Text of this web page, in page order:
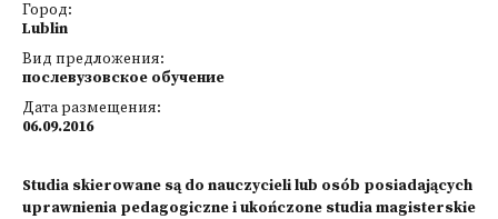
Город:
Lublin
Вид предложения:
послевузовское обучение
Дата размещения:
06.09.2016
Studia skierowane są do nauczycieli lub osób posiadających
uprawnienia pedagogiczne i ukończone studia magisterskie